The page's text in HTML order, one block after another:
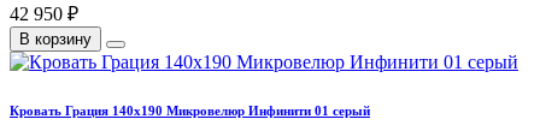
42 950 ₽
В корзину
Кровать Грация 140х190 Микровелюр Инфинити 01 серый